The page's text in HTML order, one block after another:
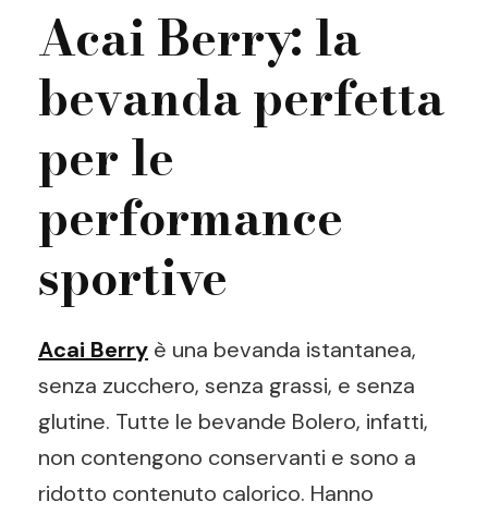
Acai Berry: la
bevanda perfetta
per le
performance
sportive
Acai Berry è una bevanda istantanea,
senza zucchero, senza grassi, e senza
glutine. Tutte le bevande Bolero, infatti,
non contengono conservanti e sono a
ridotto contenuto calorico. Hanno